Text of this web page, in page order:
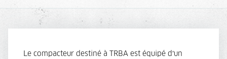
Le compacteur destiné à TRBA est équipé d’un